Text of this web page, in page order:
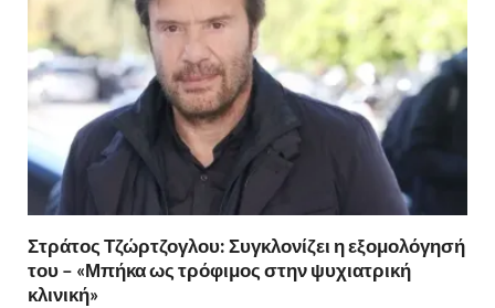
ίτ
ε
Στράτος Τζώρτζογλου: Συγκλονίζει η εξομολόγησή
του – «Μπήκα ως τρόφιμος στην ψυχιατρική
κλινική»